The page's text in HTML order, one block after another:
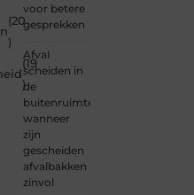
(20
)
(19
)
voor betere
gesprekken
Afval
scheiden in
de
buitenruimte:
wanneer
zijn
gescheiden
afvalbakken
zinvol